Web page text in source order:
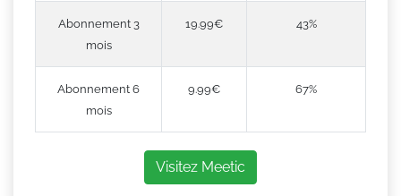
Abonnement 3
mois
19.99€ 43%
Abonnement 6
mois
9.99€ 67%
Visitez Meetic